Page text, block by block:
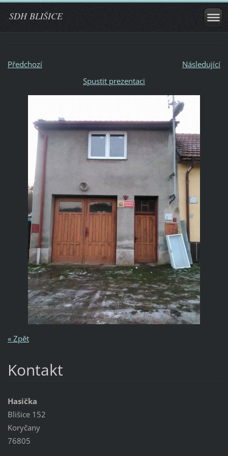
SDH BLIŠICE
Předchozí
Následující
Spustit prezentaci
« Zpět
Kontakt
Hasička
Blišice 152
Koryčany
76805